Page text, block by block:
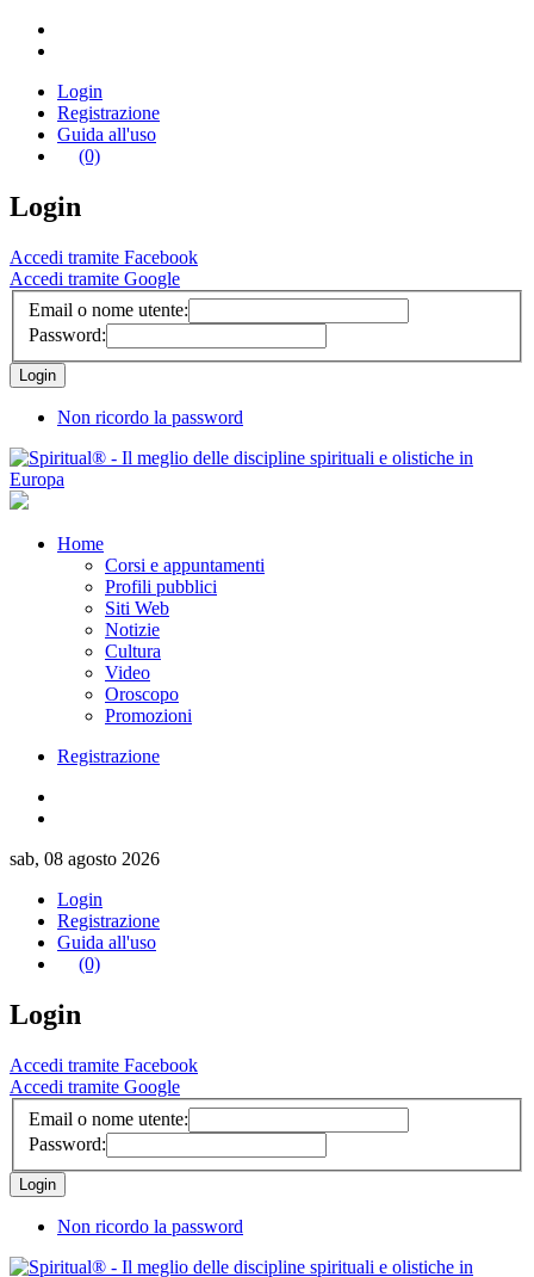
Login
Registrazione
Guida all'uso
(0)
Login
Accedi tramite Facebook
Accedi tramite Google
Email o nome utente:
Password:
Non ricordo la password
Home
Corsi e appuntamenti
Profili pubblici
Siti Web
Notizie
Cultura
Video
Oroscopo
Promozioni
Registrazione
sab, 08 agosto 2026
Login
Registrazione
Guida all'uso
(0)
Login
Accedi tramite Facebook
Accedi tramite Google
Email o nome utente:
Password:
Non ricordo la password